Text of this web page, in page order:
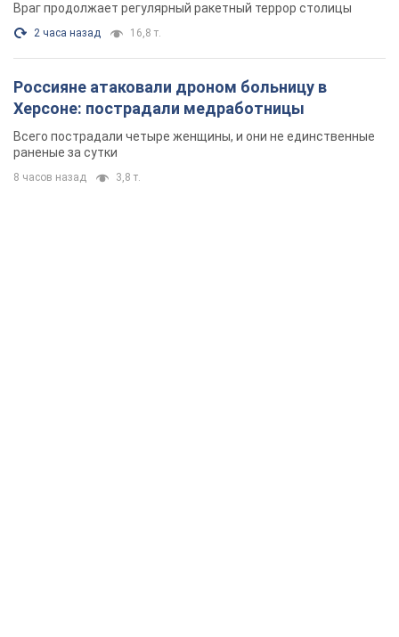
Враг продолжает регулярный ракетный террор столицы
2 часа назад 16,8 т.
Россияне атаковали дроном больницу в
Херсоне: пострадали медработницы
Всего пострадали четыре женщины, и они не единственные
раненые за сутки
8 часов назад 3,8 т.